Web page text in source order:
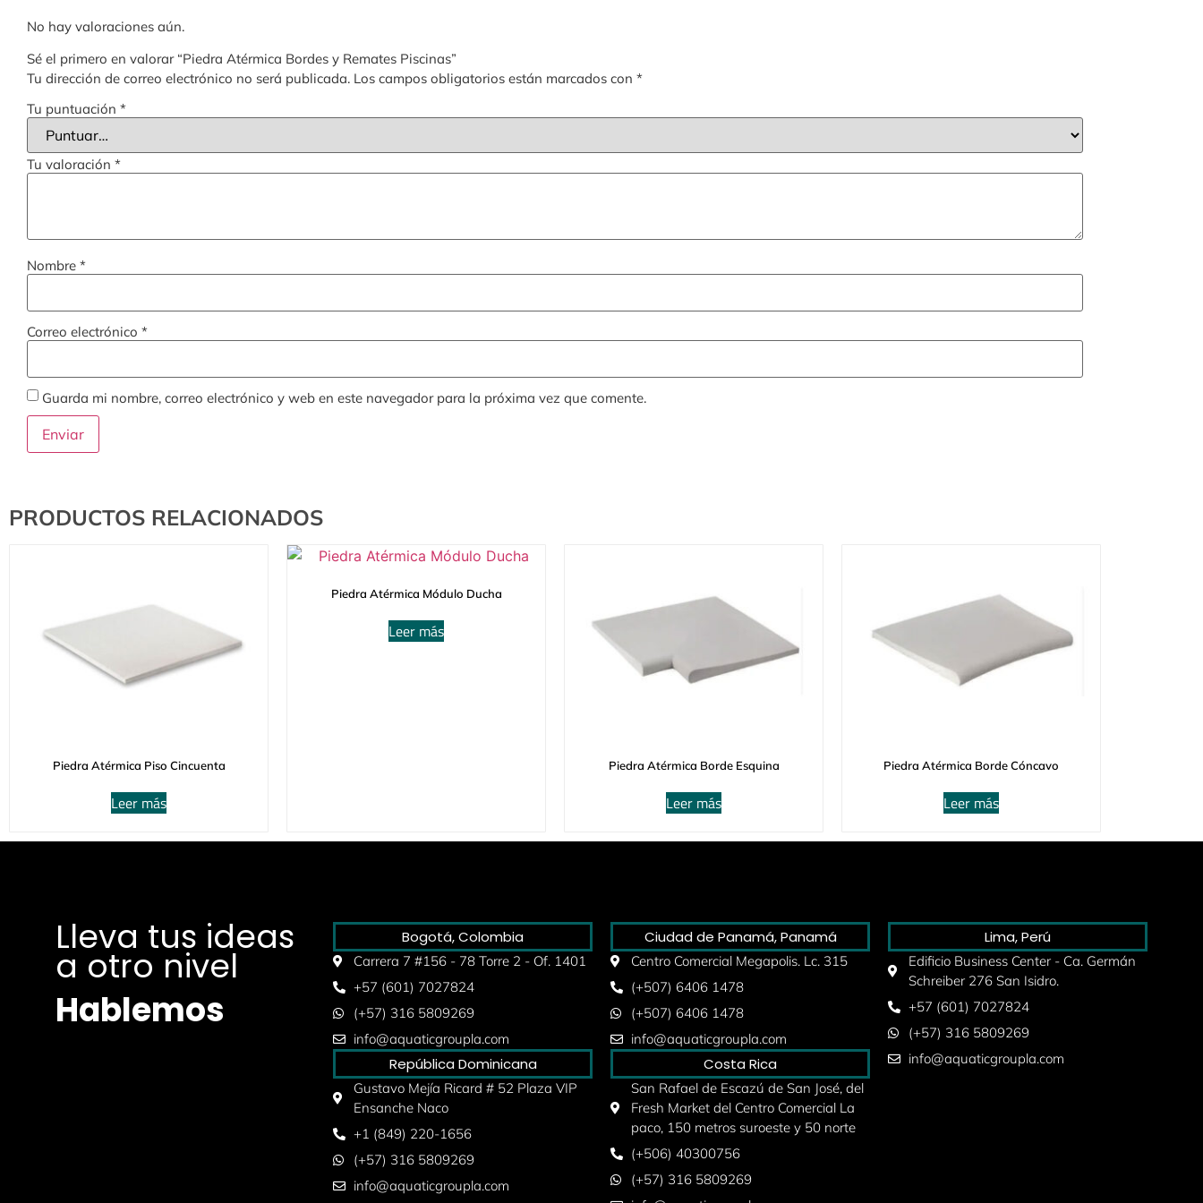
No hay valoraciones aún.
Sé el primero en valorar “Piedra Atérmica Bordes y Remates Piscinas”
Tu dirección de correo electrónico no será publicada. Los campos obligatorios están marcados con *
Tu puntuación *
Tu valoración *
Nombre *
Correo electrónico *
Guarda mi nombre, correo electrónico y web en este navegador para la próxima vez que comente.
PRODUCTOS RELACIONADOS
Piedra Atérmica Piso Cincuenta
Leer más
Piedra Atérmica Módulo Ducha
Leer más
Piedra Atérmica Borde Esquina
Leer más
Piedra Atérmica Borde Cóncavo
Leer más
Lleva tus ideas
a otro nivel
Hablemos
Bogotá, Colombia
Carrera 7 #156 - 78 Torre 2 - Of. 1401
+57 (601) 7027824
(+57) 316 5809269
info@aquaticgroupla.com
República Dominicana
Gustavo Mejía Ricard # 52 Plaza VIP
Ensanche Naco
+1 (849) 220-1656
(+57) 316 5809269
info@aquaticgroupla.com
Ciudad de Panamá, Panamá
Centro Comercial Megapolis. Lc. 315
(+507) 6406 1478
(+507) 6406 1478
info@aquaticgroupla.com
Costa Rica
San Rafael de Escazú de San José, del
Fresh Market del Centro Comercial La
paco, 150 metros suroeste y 50 norte
(+506) 40300756
(+57) 316 5809269
Lima, Perú
Edificio Business Center - Ca. Germán
Schreiber 276 San Isidro.
+57 (601) 7027824
(+57) 316 5809269
info@aquaticgroupla.com